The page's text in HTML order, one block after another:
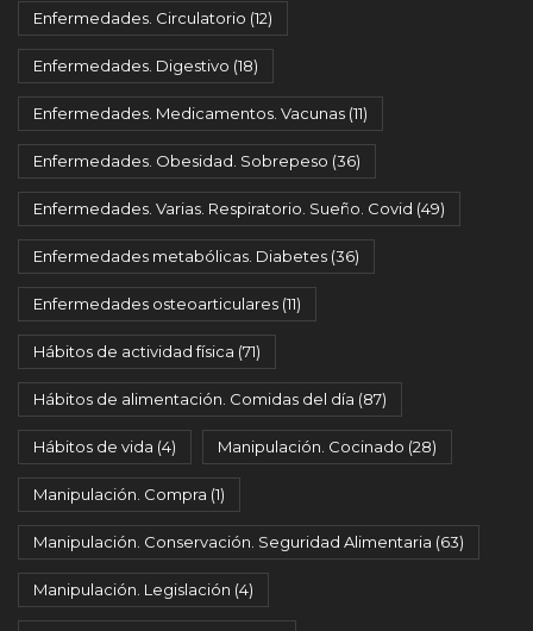
Enfermedades. Circulatorio (12)
Enfermedades. Digestivo (18)
Enfermedades. Medicamentos. Vacunas (11)
Enfermedades. Obesidad. Sobrepeso (36)
Enfermedades. Varias. Respiratorio. Sueño. Covid (49)
Enfermedades metabólicas. Diabetes (36)
Enfermedades osteoarticulares (11)
Hábitos de actividad física (71)
Hábitos de alimentación. Comidas del día (87)
Hábitos de vida (4) Manipulación. Cocinado (28)
Manipulación. Compra (1)
Manipulación. Conservación. Seguridad Alimentaria (63)
Manipulación. Legislación (4)